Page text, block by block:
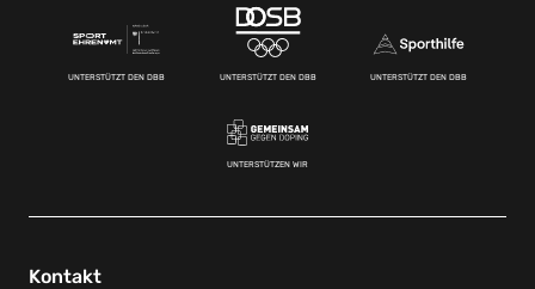
UNTERSTÜTZT DEN DBB UNTERSTÜTZT DEN DBB UNTERSTÜTZT DEN DBB
UNTERSTÜTZEN WIR
Kontakt